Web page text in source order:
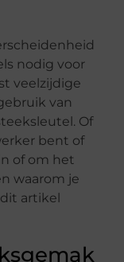
nodig voor
veelzijdige
van
Of
bent of
of om het
waarom je
artikel